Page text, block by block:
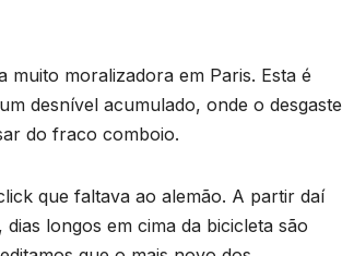
muito moralizadora em Paris. Esta é
desnível acumulado, onde o desgaste
do fraco comboio.
que faltava ao alemão. A partir daí
longos em cima da bicicleta são